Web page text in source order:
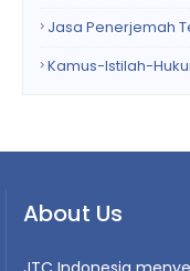
Jasa Penerjemah
Kamus-Istilah-
About Us